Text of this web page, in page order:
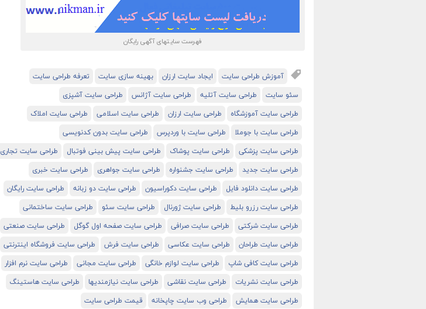
فهرست سایتهای آگهی رایگان
آموزش طراحی سایت ایجاد سایت ارزان بهینه سازی سایت
تعرفه طراحی سایت
سئو سایت
طراحی سایت آتلیه طراحی سایت آژانس
طراحی سایت آشپزی
طراحی سایت آموزشگاه
طراحی سایت ارزان طراحی سایت اسلامی
طراحی سایت املاک
طراحی سایت با جوملا
طراحی سایت با وردپرس
طراحی سایت بدون کدنویسی
طراحی سایت پزشکی
طراحی سایت پوشاک طراحی سایت پیش بینی فوتبال
طراحی سایت تجاری
طراحی سایت جدید
طراحی سایت جشنواره طراحی سایت جواهری
طراحی سایت خبری
طراحی سایت دانلود فایل
طراحی سایت دکوراسیون طراحی سایت دو زبانه
طراحی سایت رایگان
طراحی سایت رزرو بلیط
طراحی سایت ژورنال طراحی سایت سئو
طراحی سایت ساختمانی
طراحی سایت شرکتی
طراحی سایت صرافی طراحی سایت صفحه اول گوگل
طراحی سایت صنعتی
طراحی سایت طراحان
طراحی سایت عکاسی طراحی سایت فرش
طراحی سایت فروشگاه اینترنتی
طراحی سایت کافی شاپ
طراحی سایت لوازم خانگی طراحی سایت مجانی
طراحی سایت نرم افزار
طراحی سایت نشریات
طراحی سایت نقاشی طراحی سایت نیازمندیها
طراحی سایت هاستینگ
طراحی سایت همایش
طراحی وب سایت چاپخانه قیمت طراحی سایت